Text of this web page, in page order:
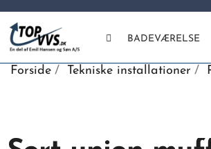
BADEVÆRELSE
Forside Tekniske installationer